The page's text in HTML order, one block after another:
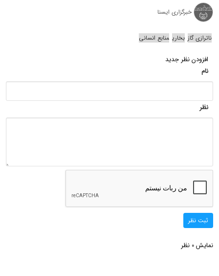
خبرگزاری ایسنا
ناترازی گاز بخاری منابع انسانی
افزودن نظر جدید
نام
نظر
ثبت نظر
نمایش 0 نظر